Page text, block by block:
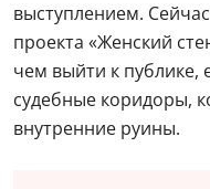
выступлением.
проекта «Женский
чем выйти к публике,
судебные коридоры,
внутренние руины.